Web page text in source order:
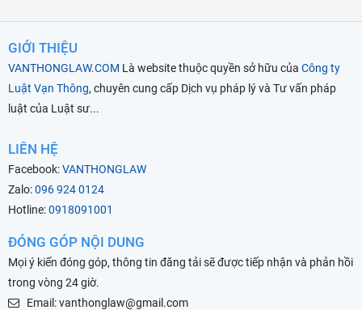
GIỚI THIỆU
VANTHONGLAW.COM Là website thuộc quyền sở hữu của Công ty
Luật Vạn Thông, chuyên cung cấp Dịch vụ pháp lý và Tư vấn pháp
luật của Luật sư...
LIÊN HỆ
Facebook:VANTHONGLAW
Zalo:096 924 0124
Hotline:0918091001
ĐÓNG GÓP NỘI DUNG
Mọi ý kiến đóng góp, thông tin đăng tải sẽ được tiếp nhận và phản hồi
trong vòng 24 giờ.
Email: vanthonglaw@gmail.com